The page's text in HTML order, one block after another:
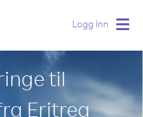
Logg Inn
til
Eritrea